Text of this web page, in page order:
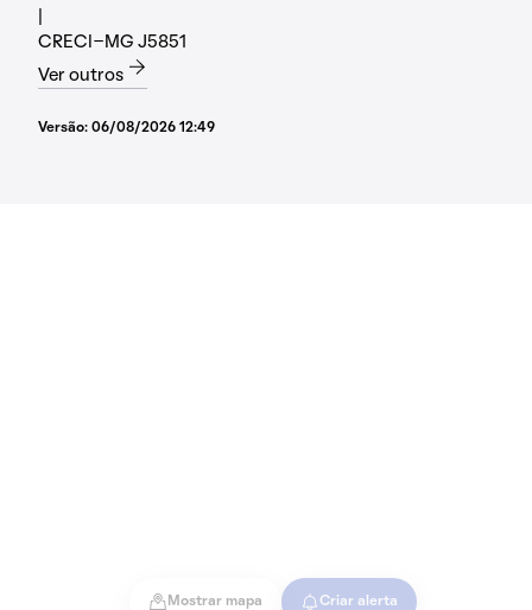
Mostrar mapa Criar alerta
CRECI-MG J5851
Ver outros
Versão: 06/08/2026 12:49